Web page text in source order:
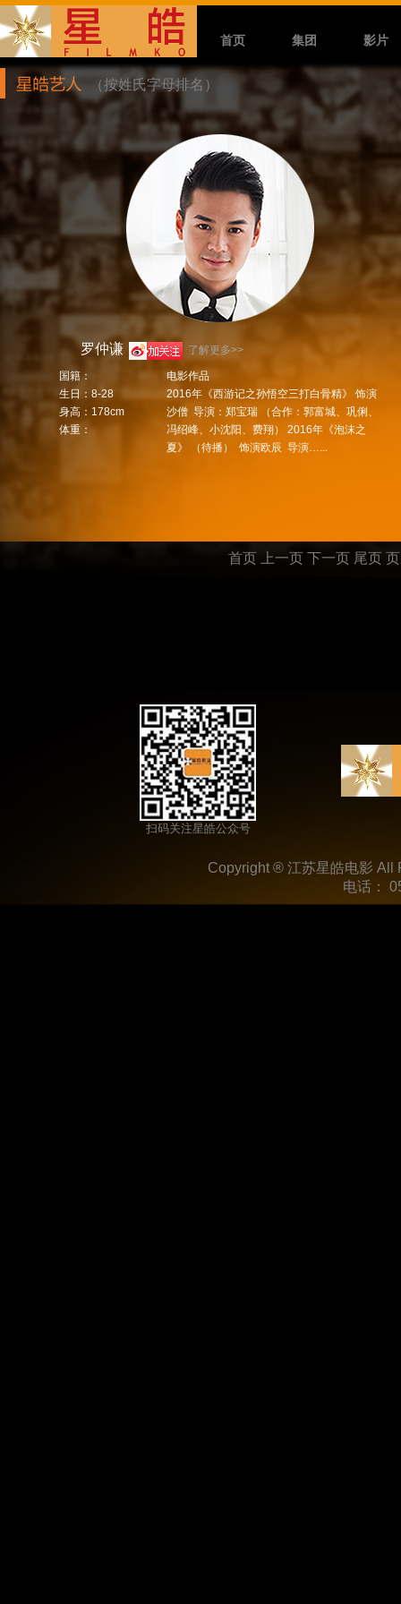
首页 集团 影片
（按姓氏字母排名）
罗仲谦 了解更多>>
国籍：
生日：8-28
身高：178cm
体重：
电影作品
2016年《西游记之孙悟空三打白骨精》 饰演
沙僧 导演：郑宝瑞 （合作：郭富城、巩俐、
冯绍峰、小沈阳、费翔） 2016年《泡沫之
夏》 （待播） 饰演欧辰 导演…...
首页 上一页 下一页 尾页
扫码关注星皓公众号
Copyright ® 江苏星皓电影 All
电话：